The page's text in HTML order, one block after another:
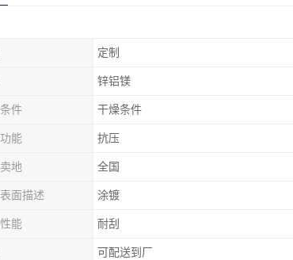
定制
锌铝镁
件 干燥条件
能 抗压
地 全国
面描述 涂镀
能 耐刮
可配送到厂